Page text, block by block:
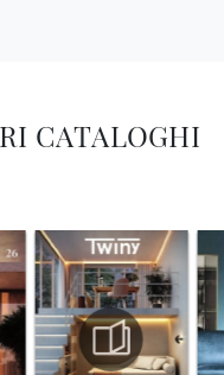
CATALOGHI